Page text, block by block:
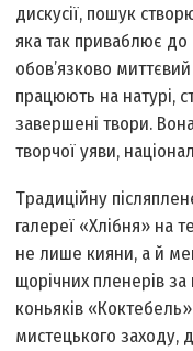
дискусії, пошук
яка так приваблює до
обов’язково
працюють на натурі,
завершені твори.
творчої уяви,
Традиційну
галереї «Хлібня» на
не лише кияни, а й
щорічних пленерів
коньяків
мистецького заходу,